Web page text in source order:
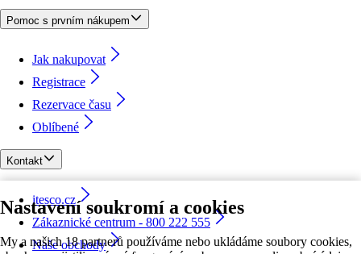
Nastavení soukromí a cookies
My a našich 18 partnerů používáme nebo ukládáme soubory cookies,
Pomoc s prvním nákupem
Jak nakupovat
Registrace
Rezervace času
Oblíbené
Kontakt
itesco.cz
Zákaznické centrum - 800 222 555
Naše obchody